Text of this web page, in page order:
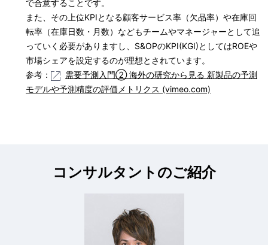
で合意することです。
また、その上位KPIとなる顧客サービス率（欠品率）や在庫回
転率（在庫日数・月数）などもチームやマネージャーとして追
っていく必要がありますし、S&OPのKPI(KGI)としてはROEや
市場シェアを設定するのが理想とされています。
参考：
需要予測入門② 海外の研究から見る 新製品の予測
モデルや予測精度の評価メトリクス (vimeo.com)
コンサルタントのご紹介